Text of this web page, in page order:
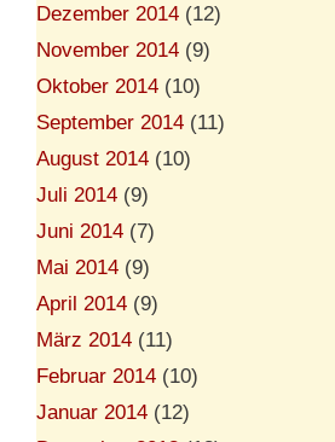
Dezember 2014 (12)
November 2014 (9)
Oktober 2014 (10)
September 2014 (11)
August 2014 (10)
Juli 2014 (9)
Juni 2014 (7)
Mai 2014 (9)
April 2014 (9)
März 2014 (11)
Februar 2014 (10)
Januar 2014 (12)